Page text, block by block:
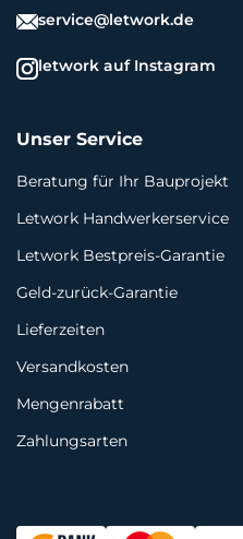
service@letwork.de
letwork auf Instagram
Unser Service
Beratung für Ihr Bauprojekt
Letwork Handwerkerservice
Letwork Bestpreis-Garantie
Geld-zurück-Garantie
Lieferzeiten
Versandkosten
Mengenrabatt
Zahlungsarten